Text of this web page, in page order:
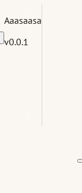
Aaasaasa
v0.0.1